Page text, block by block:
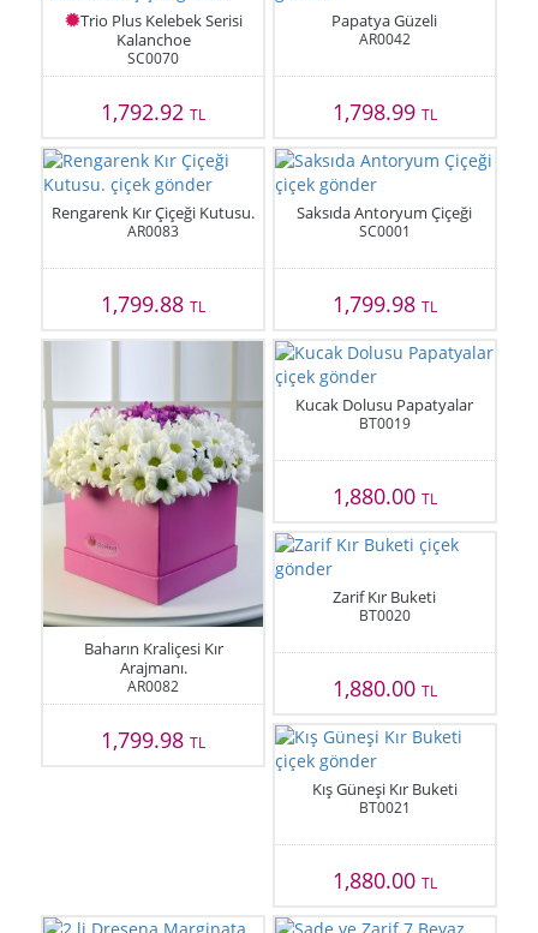
Trio Plus Kelebek Serisi
Kalanchoe
SC0070
1,792.92TL
Papatya Güzeli
AR0042
1,798.99 TL
Rengarenk Kır Çiçeği Kutusu.
AR0083
1,799.88TL
Saksıda Antoryum Çiçeği
SC0001
1,799.98 TL
Baharın Kraliçesi Kır
Arajmanı.
AR0082
1,799.98TL
Kucak Dolusu Papatyalar
BT0019
1,880.00 TL
Zarif Kır Buketi
BT0020
1,880.00 TL
Kış Güneşi Kır Buketi
BT0021
1,880.00 TL